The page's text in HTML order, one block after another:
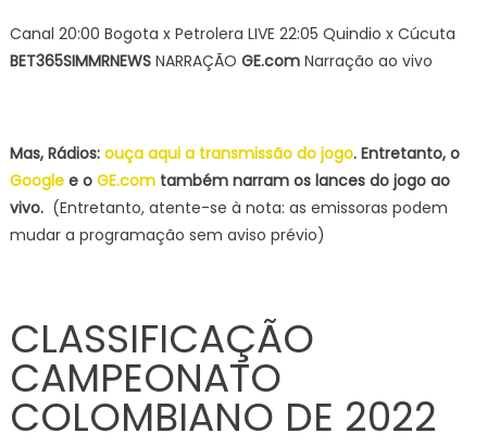
Canal 20:00 Bogota x Petrolera LIVE 22:05 Quindio x Cúcuta
BET365SIMMRNEWSNARRAÇÃO GE.comNarração ao vivo
Mas, Rádios: ouça aqui a transmissão do jogo. Entretanto, o
Googlee o GE.comtambém narram os lances do jogo ao
vivo. (Entretanto, atente-se à nota: as emissoras podem
mudar a programação sem aviso prévio)
CLASSIFICAÇÃO
CAMPEONATO
COLOMBIANO DE 2022